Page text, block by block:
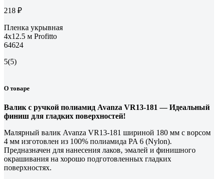
218 ₽
Пленка укрывная
4x12.5 м Profitto
64624
5(5)
О товаре
Валик с ручкой полиамид Avanza VR13-181 — Идеальный
финиш для гладких поверхностей!
Малярный валик Avanza VR13-181 шириной 180 мм с ворсом
4 мм изготовлен из 100% полиамида PA 6 (Nylon).
Предназначен для нанесения лаков, эмалей и финишного
окрашивания на хорошо подготовленных гладких
поверхностях.